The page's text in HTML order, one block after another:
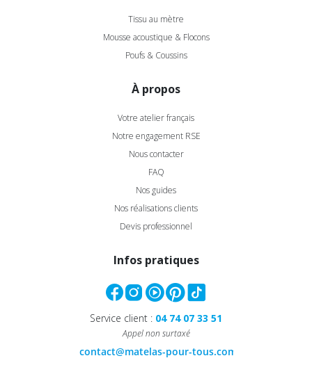
Tissu au mètre
Mousse acoustique & Flocons
Poufs & Coussins
À propos
Votre atelier français
Notre engagement RSE
Nous contacter
FAQ
Nos guides
Nos réalisations clients
Devis professionnel
Infos pratiques
Service client : 04 74 07 33 51
Appel non surtaxé
Continuer sans accepter